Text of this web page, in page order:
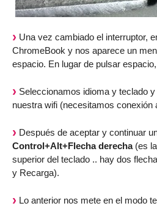
Una vez cambiado el interruptor,
ChromeBook y nos aparece un
espacio. En lugar de pulsar
Seleccionamos idioma y teclado
nuestra wifi (necesitamos conexión
Después de aceptar y continuar
Control+Alt+Flecha derecha(es la
superior del teclado .. hay dos
y Recarga).
Lo anterior nos mete en el modo